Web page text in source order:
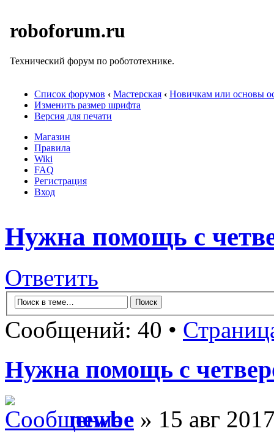
roboforum.ru
Технический форум по робототехнике.
Список форумов ‹ Мастерская ‹ Новичкам или основы
Изменить размер шрифта
Версия для печати
Магазин
Правила
Wiki
FAQ
Регистрация
Вход
Нужна помощь с
Ответить
Сообщений: 40 •
Нужна помощь с
newbe » 15 авг